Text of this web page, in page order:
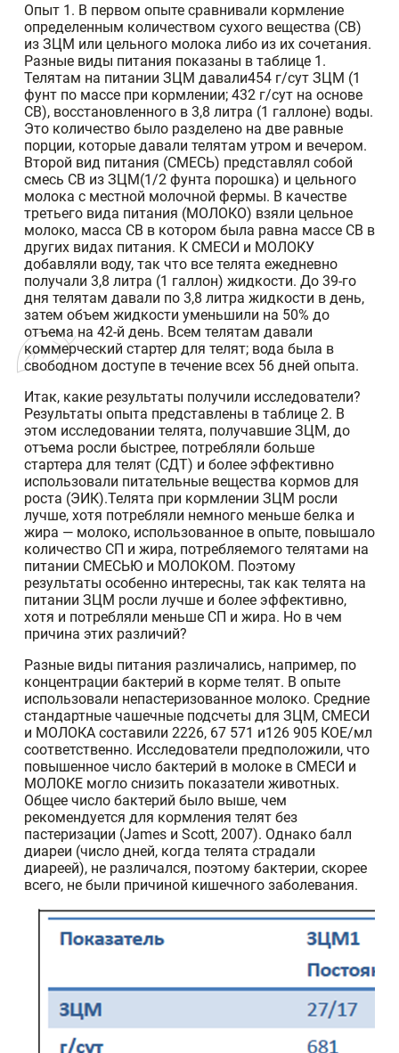
Опыт 1. В первом опыте сравнивали кормление
определенным количеством сухого вещества (СВ)
из ЗЦМ или цельного молока либо из их сочетания.
Разные виды питания показаны в таблице 1.
Телятам на питании ЗЦМ давали454 г/сут ЗЦМ (1
фунт по массе при кормлении; 432 г/сут на основе
СВ), восстановленного в 3,8 литра (1 галлоне) воды.
Это количество было разделено на две равные
порции, которые давали телятам утром и вечером.
Второй вид питания (СМЕСЬ) представлял собой
смесь СВ из ЗЦМ(1/2 фунта порошка) и цельного
молока с местной молочной фермы. В качестве
третьего вида питания (МОЛОКО) взяли цельное
молоко, масса СВ в котором была равна массе СВ в
других видах питания. К СМЕСИ и МОЛОКУ
добавляли воду, так что все телята ежедневно
получали 3,8 литра (1 галлон) жидкости. До 39-го
дня телятам давали по 3,8 литра жидкости в день,
затем объем жидкости уменьшили на 50% до
отъема на 42-й день. Всем телятам давали
коммерческий стартер для телят; вода была в
свободном доступе в течение всех 56 дней опыта.
Итак, какие результаты получили исследователи?
Результаты опыта представлены в таблице 2. В
этом исследовании телята, получавшие ЗЦМ, до
отъема росли быстрее, потребляли больше
стартера для телят (СДТ) и более эффективно
использовали питательные вещества кормов для
роста (ЭИК).Телята при кормлении ЗЦМ росли
лучше, хотя потребляли немного меньше белка и
жира — молоко, использованное в опыте, повышало
количество СП и жира, потребляемого телятами на
питании СМЕСЬЮ и МОЛОКОМ. Поэтому
результаты особенно интересны, так как телята на
питании ЗЦМ росли лучше и более эффективно,
хотя и потребляли меньше СП и жира. Но в чем
причина этих различий?
Разные виды питания различались, например, по
концентрации бактерий в корме телят. В опыте
использовали непастеризованное молоко. Средние
стандартные чашечные подсчеты для ЗЦМ, СМЕСИ
и МОЛОКА составили 2226, 67 571 и126 905 КОЕ/мл
соответственно. Исследователи предположили, что
повышенное число бактерий в молоке в СМЕСИ и
МОЛОКЕ могло снизить показатели животных.
Общее число бактерий было выше, чем
рекомендуется для кормления телят без
пастеризации (James и Scott, 2007). Однако балл
диареи (число дней, когда телята страдали
диареей), не различался, поэтому бактерии, скорее
всего, не были причиной кишечного заболевания.